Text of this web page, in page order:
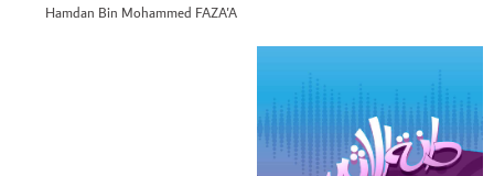
Hamdan Bin Mohammed FAZA'A